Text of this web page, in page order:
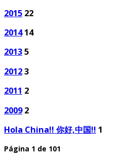
2015 22
201414
20135
20123
2011 2
2009 2
Hola China!! 你好,中国!! 1
Página 1 de 101